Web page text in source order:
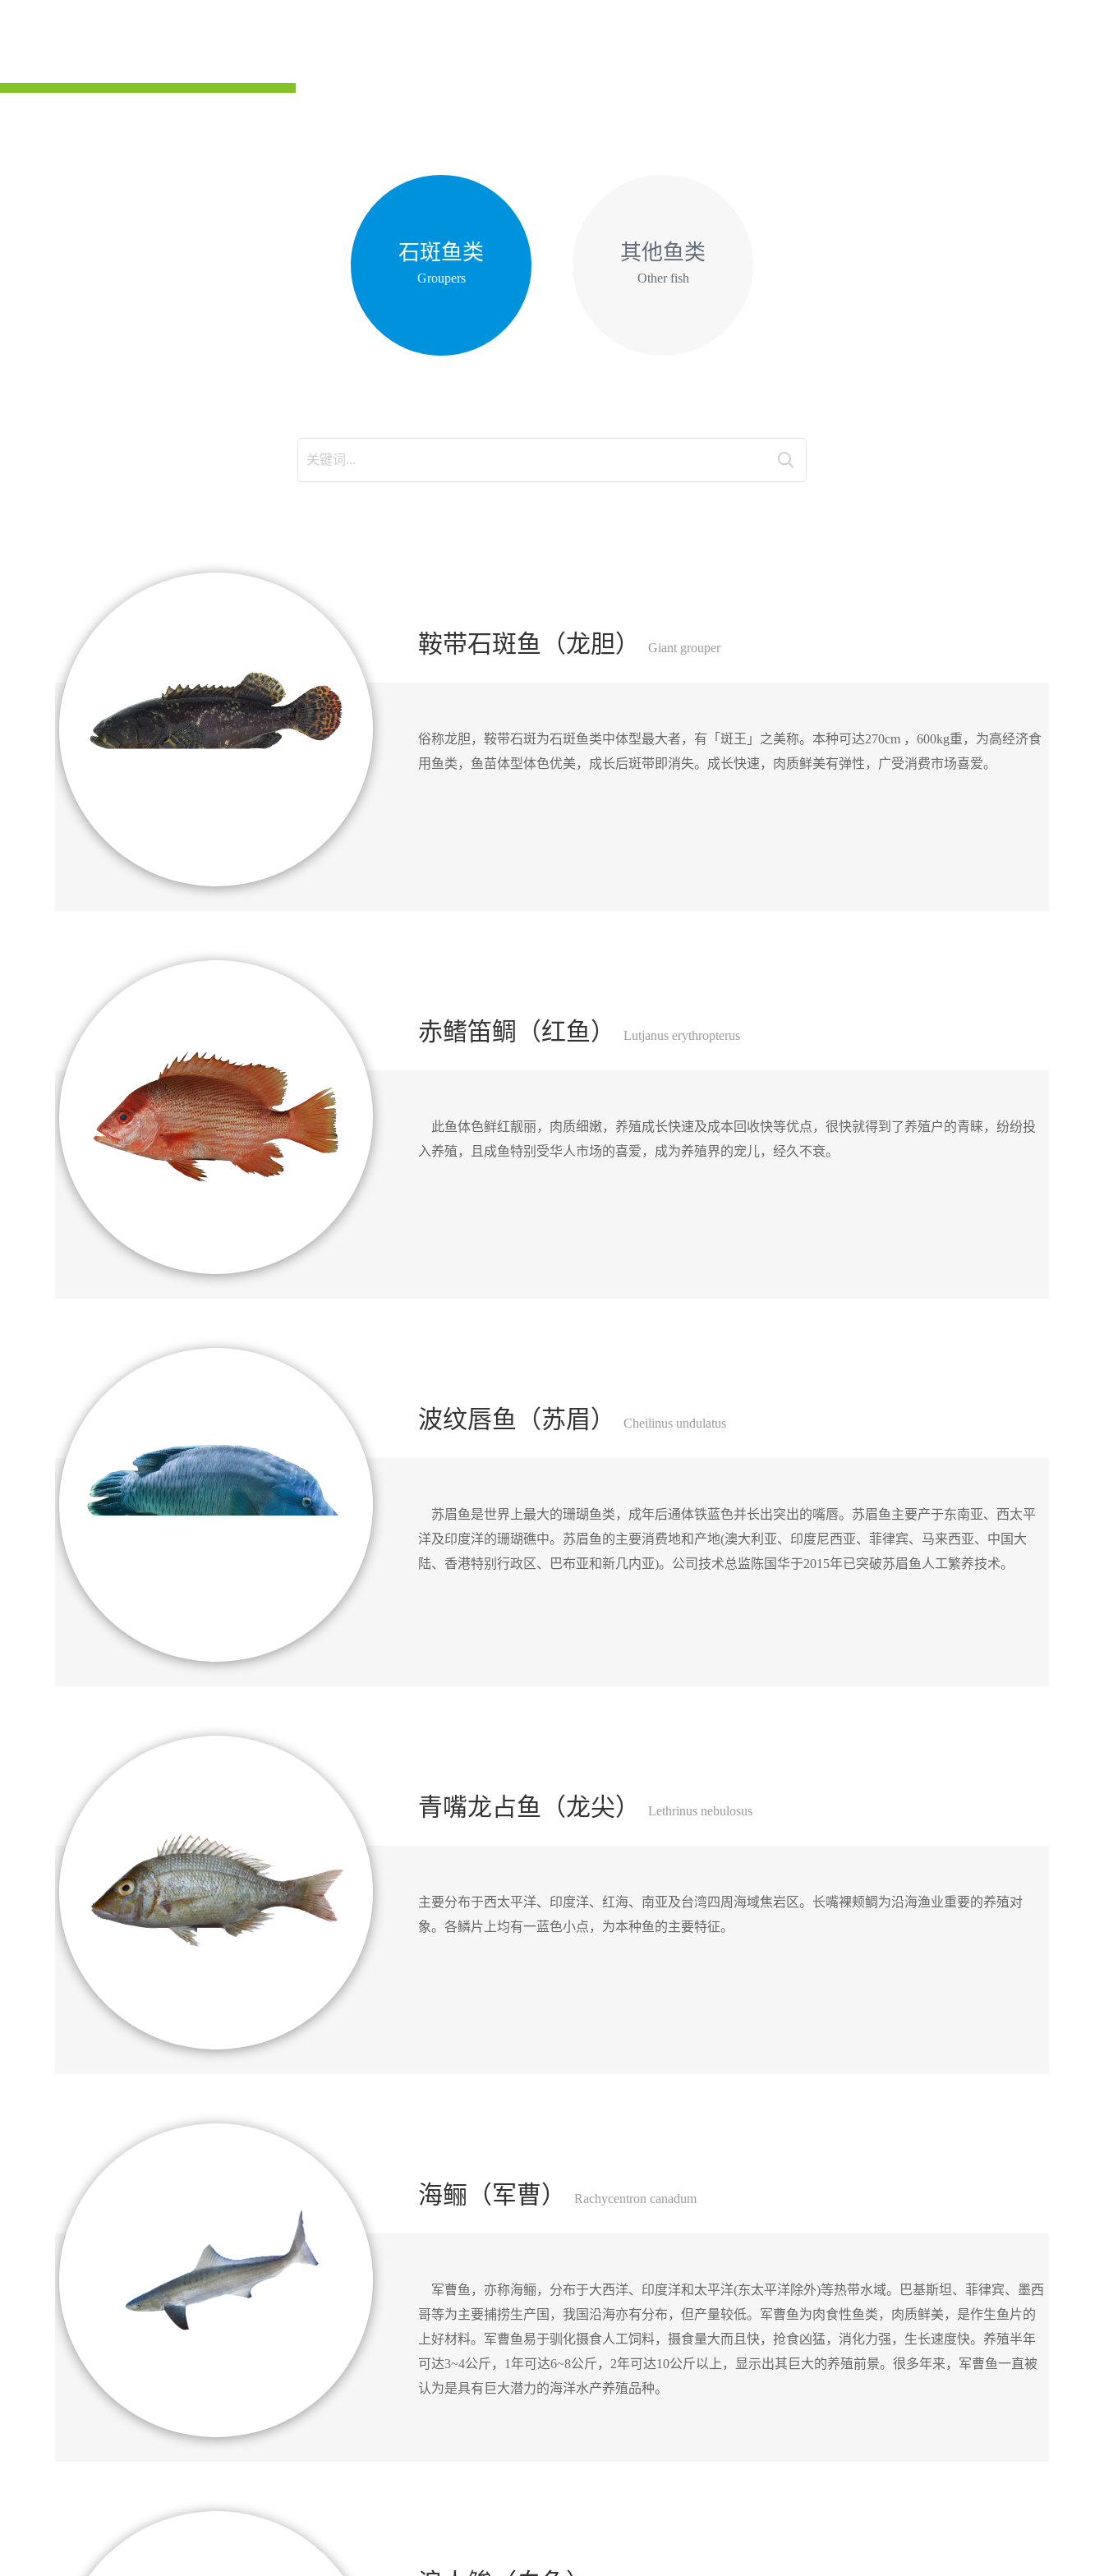
石斑鱼类
Groupers
其他鱼类
Other fish
鞍带石斑鱼（龙胆） Giant grouper
俗称龙胆，鞍带石斑为石斑鱼类中体型最大者，有「斑王」之美称。本种可达270cm ，600kg重，为高经济食
用鱼类，鱼苗体型体色优美，成长后斑带即消失。成长快速，肉质鲜美有弹性，广受消费市场喜爱。
赤鳍笛鲷（红鱼） Lutjanus erythropterus
此鱼体色鲜红靓丽，肉质细嫩，养殖成长快速及成本回收快等优点，很快就得到了养殖户的青睐，纷纷投
入养殖，且成鱼特别受华人市场的喜爱，成为养殖界的宠儿，经久不衰。
波纹唇鱼（苏眉） Cheilinus undulatus
苏眉鱼是世界上最大的珊瑚鱼类，成年后通体铁蓝色并长出突出的嘴唇。苏眉鱼主要产于东南亚、西太平
洋及印度洋的珊瑚礁中。 苏眉鱼的主要消费地和产地(澳大利亚、 印度尼西亚、菲律宾、 马来西亚、 中国大
陆、 香港特别行政区、 巴布亚和新几内亚)。 公司技术总监陈国华于2015年已突破苏眉鱼人工繁养技术。
青嘴龙占鱼（龙尖） Lethrinus nebulosus
主要分布于西太平洋、印度洋、红海、南亚及台湾四周海域焦岩区。 长嘴裸颊鲷为沿海渔业重要的养殖对
象。各鳞片上均有一蓝色小点，为本种鱼的主要特征。
海鲡（军曹） Rachycentron canadum
军曹鱼，亦称海鲡，分布于大西洋、 印度洋和太平洋(东太平洋除外)等热带水域。 巴基斯坦、菲律宾、墨西
哥等为主要捕捞生产国，我国沿海亦有分布，但产量较低。军曹鱼为肉食性鱼类，肉质鲜美，是作生鱼片的
上好材料。军曹鱼易于驯化摄食人工饲料，摄食量大而且快，抢食凶猛，消化力强，生长速度快。养殖半年
可达3~4公斤，1年可达6~8公斤，2年可达10公斤以上，显示出其巨大的养殖前景。很多年来，军曹鱼一直被
认为是具有巨大潜力的海洋水产养殖品种。